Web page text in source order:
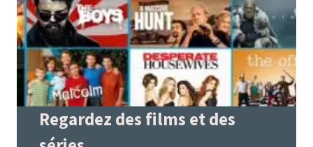
Regardez des films et des